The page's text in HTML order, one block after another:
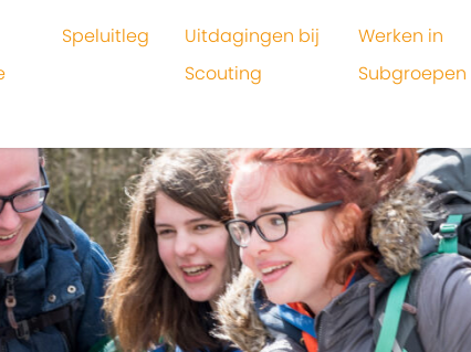
Speluitleg
Uitdagingen bij
Scouting
Werken in
Subgroepen